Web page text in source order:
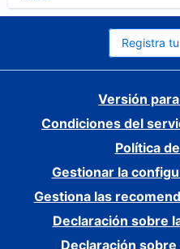
Registra
Versión
Condiciones del
Política
Gestionar la
Gestiona las
Declaración sobre
Declaración